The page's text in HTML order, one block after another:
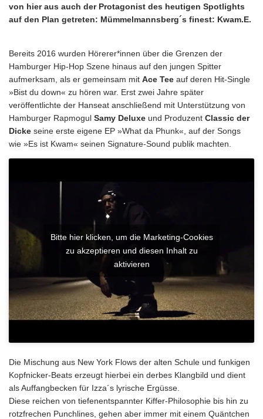
von hier aus auch der Protagonist des heutigen Spotlights
auf den Plan getreten: Mümmelmannsberg´s finest: Kwam.E.
Bereits 2016 wurden Hörerer*innen über die Grenzen der
Hamburger Hip-Hop Szene hinaus auf den jungen Spitter
aufmerksam, als er gemeinsam mit Ace Tee auf deren Hit-Single
»Bist du down« zu hören war. Erst zwei Jahre später
veröffentlichte der Hanseat anschließend mit Unterstützung von
Hamburger Rapmogul Samy Deluxe und Produzent Classic der
Dicke seine erste eigene EP »What da Phunk«, auf der Songs
wie »Es ist Kwam« seinen Signature-Sound publik machten.
Bitte hier klicken, um die Marketing-Cookies
zu akzeptieren und diesen Inhalt zu
aktivieren
Die Mischung aus New York Flows der alten Schule und funkigen
Kopfnicker-Beats erzeugt hierbei ein derbes Klangbild und dient
als Auffangbecken für Izza´s lyrische Ergüsse.
Diese reichen von tiefenentspannter Kiffer-Philosophie bis hin zu
rotzfrechen Punchlines, gehen aber immer mit einem Quäntchen